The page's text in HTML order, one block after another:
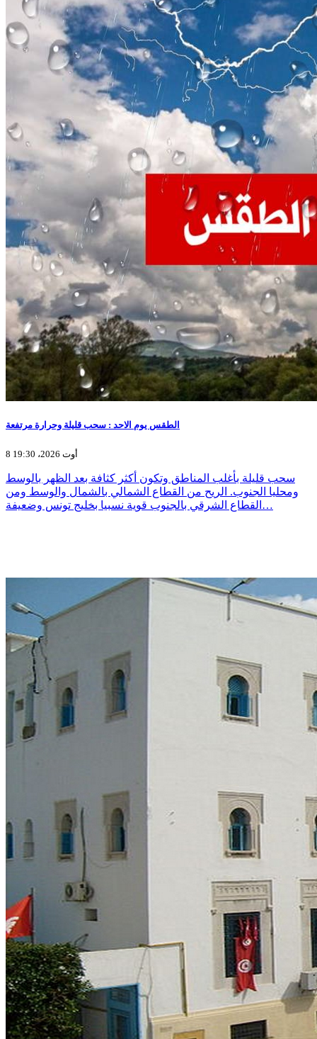
الطقس يوم الاحد : سحب قليلة وحرارة مرتفعة
8 أوت 2026، 19:30
سحب قليلة بأغلب المناطق وتكون أكثر كثافة بعد الظهر بالوسط
ومحليا الجنوب. الريح من القطاع الشمالي بالشمال والوسط ومن
القطاع الشرقي بالجنوب قوية نسبيا بخليج تونس وضعيفة…